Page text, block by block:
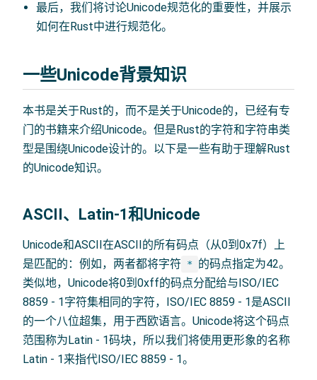
最后，我们将讨论Unicode规范化的重要性，并展示
如何在Rust中进行规范化。
一些Unicode背景知识
本书是关于Rust的，而不是关于Unicode的，已经有专
门的书籍来介绍Unicode。但是Rust的字符和字符串类
型是围绕Unicode设计的。以下是一些有助于理解Rust
的Unicode知识。
ASCII、Latin-1和Unicode
Unicode和ASCII在ASCII的所有码点（从0到0x7f）上
是匹配的：例如，两者都将字符
* 的码点指定为42。
类似地，Unicode将0到0xff的码点分配给与ISO/IEC
8859 - 1字符集相同的字符，ISO/IEC 8859 - 1是ASCII
的一个八位超集，用于西欧语言。Unicode将这个码点
范围称为Latin - 1码块，所以我们将使用更形象的名称
Latin - 1来指代ISO/IEC 8859 - 1。